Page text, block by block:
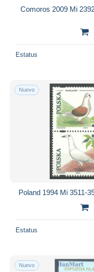
Comoros 2009 Mi
Estatus
Nuevo
Poland 1994 Mi 3511-
Estatus
Nuevo